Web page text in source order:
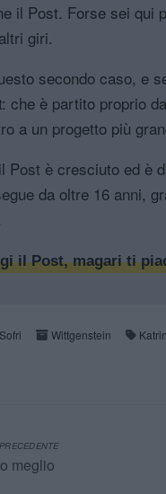
il Post. Forse sei qui
giri.
secondo caso, e
che è partito proprio
a un progetto più
Post è cresciuto ed è
da oltre 16 anni,
il Post, magari ti
Wittgenstein
meglio